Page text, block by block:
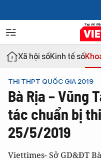
Xã hội sốKinh tế số
THI THPT QUỐC GIA 2019
Bà Rịa – Vũng
tác chuẩn bị
25/5/2019
Viettimes- Sở GD&ĐT